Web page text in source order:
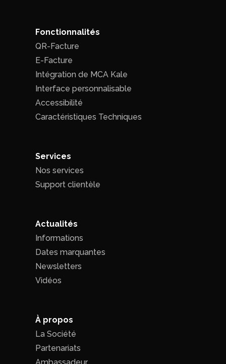
Fonctionnalités
QR-Facture
E-Facture
Intégration de MCA Kale
Interface personnalisable
Accessibilité
Caractéristiques Techniques
Services
Nos services
Support clientèle
Actualités
Informations
Dates marquantes
Newsletters
Vidéos
À propos
La Société
Partenariats